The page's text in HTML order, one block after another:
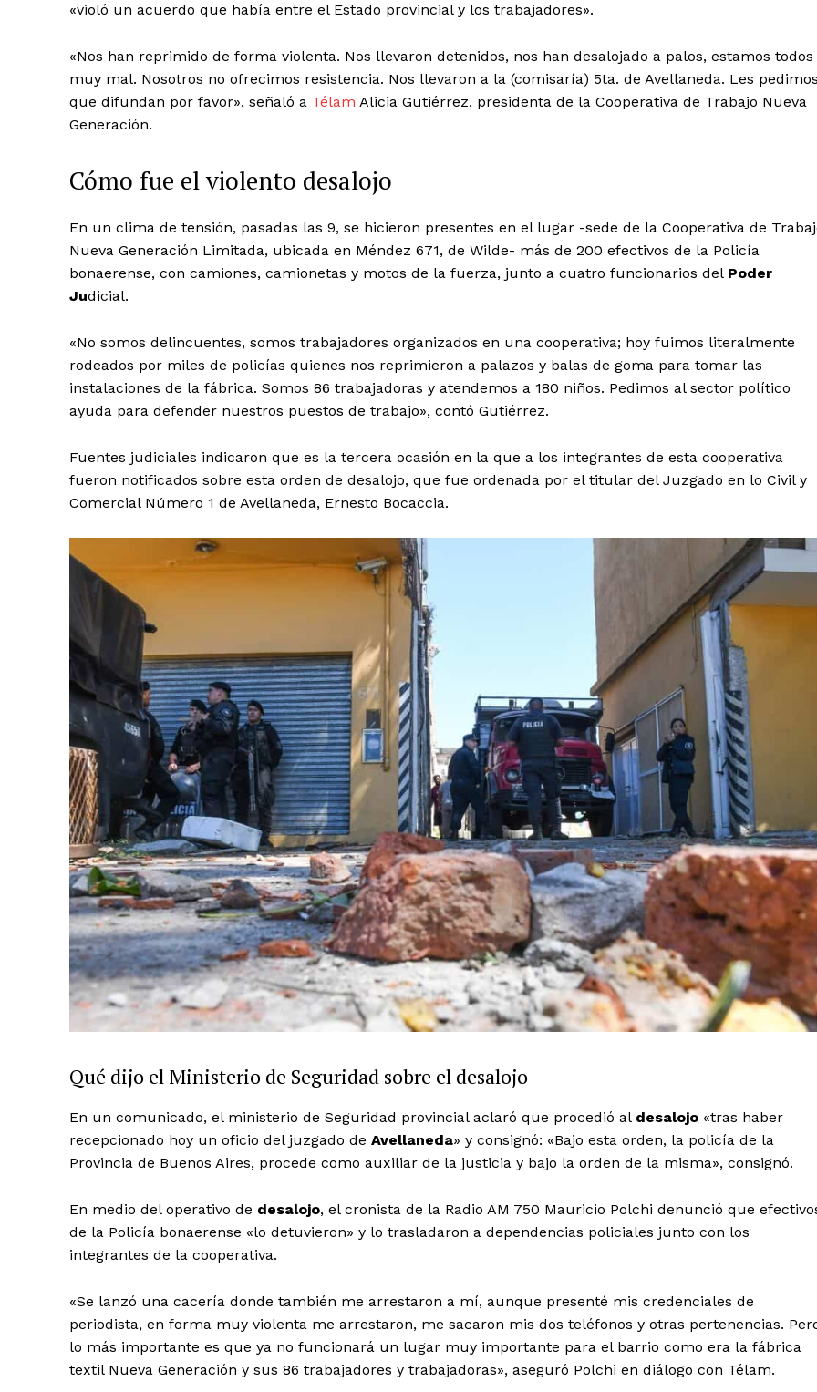
«violó un acuerdo que había entre el Estado provincial y los trabajadores».
«Nos han reprimido de forma violenta. Nos llevaron detenidos, nos han desalojado a palos, estamos todos
muy mal. Nosotros no ofrecimos resistencia. Nos llevaron a la (comisaría) 5ta. de Avellaneda. Les
que difundan por favor», señaló a Télam Alicia Gutiérrez, presidenta de la Cooperativa de Trabajo Nueva
Generación.
Cómo fue el violento desalojo
En un clima de tensión, pasadas las 9, se hicieron presentes en el lugar -sede de la Cooperativa de
Nueva Generación Limitada, ubicada en Méndez 671, de Wilde- más de 200 efectivos de la Policía
bonaerense, con camiones, camionetas y motos de la fuerza, junto a cuatro funcionarios del Poder
Judicial.
«No somos delincuentes, somos trabajadores organizados en una cooperativa; hoy fuimos literalmente
rodeados por miles de policías quienes nos reprimieron a palazos y balas de goma para tomar las
instalaciones de la fábrica. Somos 86 trabajadoras y atendemos a 180 niños. Pedimos al sector político
ayuda para defender nuestros puestos de trabajo», contó Gutiérrez.
Fuentes judiciales indicaron que es la tercera ocasión en la que a los integrantes de esta cooperativa
fueron notificados sobre esta orden de desalojo, que fue ordenada por el titular del Juzgado en lo Civil y
Comercial Número 1 de Avellaneda, Ernesto Bocaccia.
Qué dijo el Ministerio de Seguridad sobre el desalojo
En un comunicado, el ministerio de Seguridad provincial aclaró que procedió al desalojo «tras haber
recepcionado hoy un oficio del juzgado de Avellaneda» y consignó: «Bajo esta orden, la policía de la
Provincia de Buenos Aires, procede como auxiliar de la justicia y bajo la orden de la misma», consignó.
En medio del operativo de desalojo, el cronista de la Radio AM 750 Mauricio Polchi denunció que
de la Policía bonaerense «lo detuvieron» y lo trasladaron a dependencias policiales junto con los
integrantes de la cooperativa.
«Se lanzó una cacería donde también me arrestaron a mí, aunque presenté mis credenciales de
periodista, en forma muy violenta me arrestaron, me sacaron mis dos teléfonos y otras pertenencias.
lo más importante es que ya no funcionará un lugar muy importante para el barrio como era la fábrica
textil Nueva Generación y sus 86 trabajadores y trabajadoras», aseguró Polchi en diálogo con Télam.